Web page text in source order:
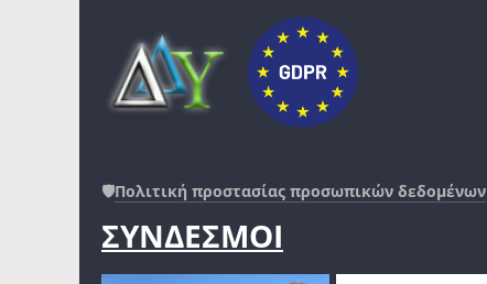
🛡️Πολιτική προστασίας προσωπικών δεδομένων
ΣΥΝΔΕΣΜΟΙ